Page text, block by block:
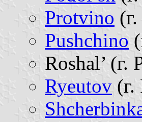
Protvino
Pushchino
Roshal’ (г.
Ryeutov